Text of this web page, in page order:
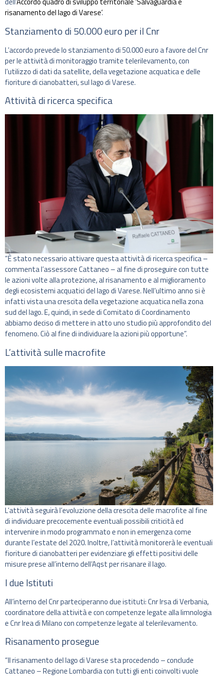
risanamento del lago di Varese’.
Stanziamento di 50.000 euro per il Cnr
L’accordo prevede lo stanziamento di 50.000 euro a favore del Cnr
per le attività di monitoraggio tramite telerilevamento, con
l’utilizzo di dati da satellite, della vegetazione acquatica e delle
fioriture di cianobatteri, sul lago di Varese.
Attività di ricerca specifica
“È stato necessario attivare questa attività di ricerca specifica –
commenta l’assessore Cattaneo – al fine di proseguire con tutte
le azioni volte alla protezione, al risanamento e al miglioramento
degli ecosistemi acquatici del lago di Varese. Nell’ultimo anno si è
infatti vista una crescita della vegetazione acquatica nella zona
sud del lago. E, quindi, in sede di Comitato di Coordinamento
abbiamo deciso di mettere in atto uno studio più approfondito del
fenomeno. Ciò al fine di individuare la azioni più opportune”.
L’attività sulle macrofite
L’attività seguirà l’evoluzione della crescita delle macrofite al fine
di individuare precocemente eventuali possibili criticità ed
intervenire in modo programmato e non in emergenza come
durante l’estate del 2020. Inoltre, l’attività monitorerà le eventuali
fioriture di cianobatteri per evidenziare gli effetti positivi delle
misure prese all’interno dell’Aqst per risanare il lago.
I due Istituti
All’interno del Cnr parteciperanno due istituti: Cnr Irsa di Verbania,
coordinatore della attività e con competenze legate alla limnologia
e Cnr Irea di Milano con competenze legate al telerilevamento.
Risanamento prosegue
“Il risanamento del lago di Varese sta procedendo – conclude
Cattaneo – Regione Lombardia con tutti gli enti coinvolti vuole